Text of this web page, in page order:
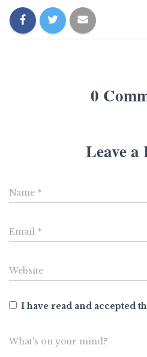
0
Leave a
Name *
Email *
Website
I have read and accepted
What's on your mind?